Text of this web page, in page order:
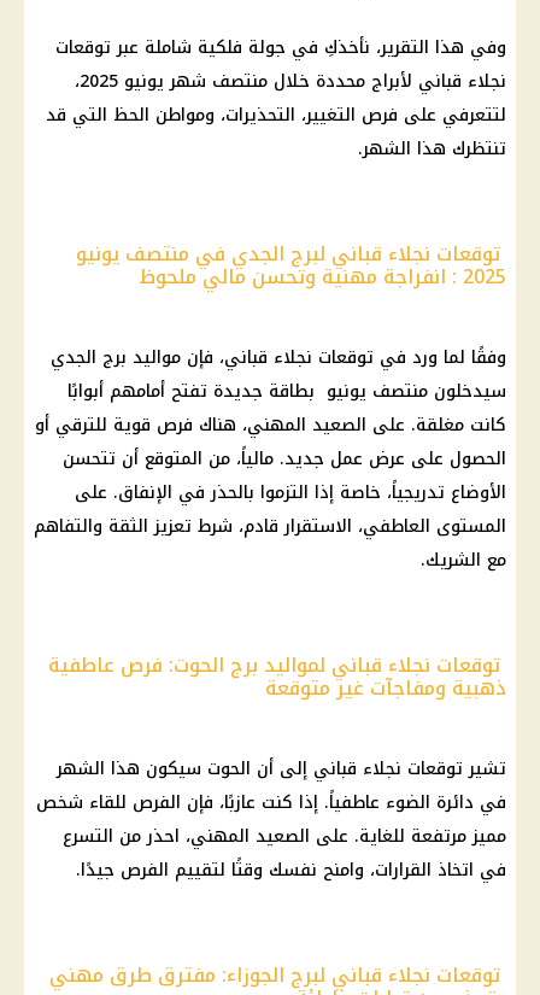
وفي هذا التقرير، نأخذكِ في جولة فلكية شاملة عبر توقعات
نجلاء قباني لأبراج محددة خلال منتصف شهر يونيو 2025،
لتتعرفي على فرص التغيير، التحذيرات، ومواطن الحظ التي قد
تنتظرك هذا الشهر.
توقعات نجلاء قباني لبرج الجدي في منتصف يونيو
2025 : انفراجة مهنية وتحسن مالي ملحوظ
وفقًا لما ورد في توقعات نجلاء قباني، فإن مواليد برج الجدي
سيدخلون منتصف يونيو بطاقة جديدة تفتح أمامهم أبوابًا
كانت مغلقة. على الصعيد المهني، هناك فرص قوية للترقي أو
الحصول على عرض عمل جديد. مالياً، من المتوقع أن تتحسن
الأوضاع تدريجياً، خاصة إذا التزموا بالحذر في الإنفاق. على
المستوى العاطفي، الاستقرار قادم، شرط تعزيز الثقة والتفاهم
مع الشريك.
توقعات نجلاء قباني لمواليد برج الحوت: فرص عاطفية
ذهبية ومفاجآت غير متوقعة
تشير توقعات نجلاء قباني إلى أن الحوت سيكون هذا الشهر
في دائرة الضوء عاطفياً. إذا كنت عازبًا، فإن الفرص للقاء شخص
مميز مرتفعة للغاية. على الصعيد المهني، احذر من التسرع
في اتخاذ القرارات، وامنح نفسك وقتًا لتقييم الفرص جيدًا.
توقعات نجلاء قباني لبرج الجوزاء: مفترق طرق مهني